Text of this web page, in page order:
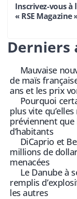
Inscrivez-vous
« RSE Magazine
Derniers
Mauvaise
de maïs
ans et les prix
Pourquoi
plus vite
préviennent
d’habitants
DiCaprio et
millions de
menacées
Le Danube à
remplis
les autres